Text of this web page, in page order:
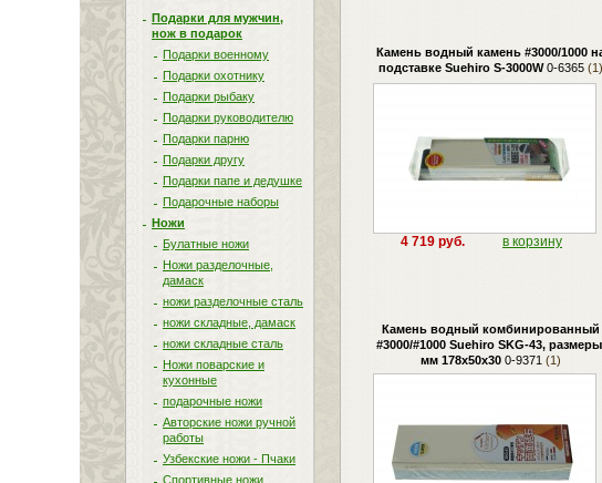
Подарки для мужчин,
нож в подарок
Подарки военному
Подарки охотнику
Подарки рыбаку
Подарки руководителю
Подарки парню
Подарки другу
Подарки папе и дедушке
Подарочные наборы
Ножи
Булатные ножи
Ножи разделочные,
дамаск
ножи разделочные сталь
ножи складные, дамаск
ножи складные сталь
Ножи поварские и
кухонные
подарочные ножи
Авторские ножи ручной
работы
Узбекские ножи - Пчаки
Спортивные ножи
Камень водный камень #3000/1000
подставке Suehiro S-3000W0-6365(1)
4 719 руб. в корзину
Камень водный комбинированный
#3000/#1000 Suehiro SKG-43,
мм 178х50х300-9371 (1)